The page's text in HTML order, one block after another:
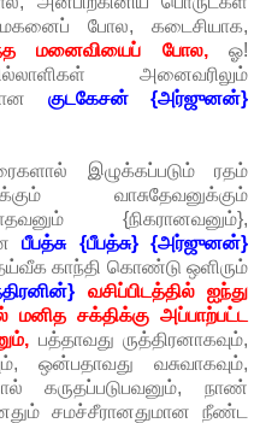
போல, கடைசியாக,
மனைவியைப் போல,ஓ!
அனைவரிலும்
குடகேசன் {அர்ஜுனன்}
இழுக்கப்படும் ரதம்
வாசுதேவனுக்கும்
{நிகரானவனும்},
பீபத்சு {பீபத்சு} {அர்ஜுனன்}
காந்தி கொண்டு ஒளிரும்
வசிப்பிடத்தில் ஐந்து
சக்திக்கு அப்பாற்பட்ட
பத்தாவது ருத்திரனாகவும்,
ஒன்பதாவது வசுவாகவும்,
கருதப்படுபவனும், நாண்
சமச்சீரானதுமான நீண்ட